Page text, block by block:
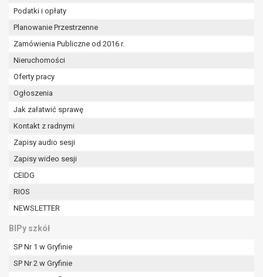
Podatki i opłaty
Planowanie Przestrzenne
Zamówienia Publiczne od 2016 r.
Nieruchomości
Oferty pracy
Ogłoszenia
Jak załatwić sprawę
Kontakt z radnymi
Zapisy audio sesji
Zapisy wideo sesji
CEIDG
RIOS
NEWSLETTER
BIPy szkół
SP Nr 1 w Gryfinie
SP Nr 2 w Gryfinie